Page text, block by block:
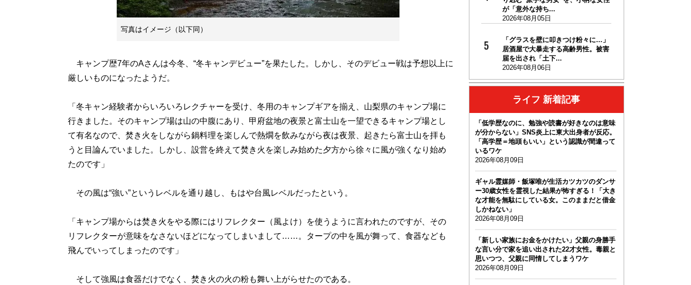
写真はイメージ（以下同）
キャンプ歴7年のAさんは今冬、“冬キャンデビュー”を果たした。しかし、そのデビュー戦は予想以上に
厳しいものになったようだ。
「冬キャン経験者からいろいろレクチャーを受け、冬用のキャンプギアを揃え、山梨県のキャンプ場に
行きました。そのキャンプ場は山の中腹にあり、甲府盆地の夜景と富士山を一望できるキャンプ場とし
て有名なので、焚き火をしながら鍋料理を楽しんで熱燗を飲みながら夜は夜景、起きたら富士山を拝も
うと目論んでいました。しかし、設営を終えて焚き火を楽しみ始めた夕方から徐々に風が強くなり始め
たのです」
その風は“強い”というレベルを通り越し、もはや台風レベルだったという。
「キャンプ場からは焚き火をやる際にはリフレクター（風よけ）を使うように言われたのですが、その
リフレクターが意味をなさないほどになってしまいまして……。タープの中を風が舞って、食器なども
飛んでいってしまったのです」
そして強風は食器だけでなく、焚き火の火の粉も舞い上がらせたのである。
が「意外な持ち...
2026年08月05日
「グラスを壁に叩きつけ粉々に…」
居酒屋で大暴走する高齢男性。被害
届を出され「土下...
2026年08月06日
ライフ 新着記事
「低学歴なのに、勉強や読書が好きなのは意味
が分からない」SNS炎上に東大出身者が反応。
「高学歴＝地頭もいい」という認識が間違って
いるワケ
2026年08月09日
ギャル霊媒師・飯塚唯が生活カツカツのダンサ
ー30歳女性を霊視した結果が怖すぎる！「大き
な才能を無駄にしている女。このままだと借金
しかねない」
2026年08月09日
「新しい家族にお金をかけたい」父親の身勝手
な言い分で家を追い出された22才女性。毒親と
思いつつ、父親に同情してしまうワケ
2026年08月09日